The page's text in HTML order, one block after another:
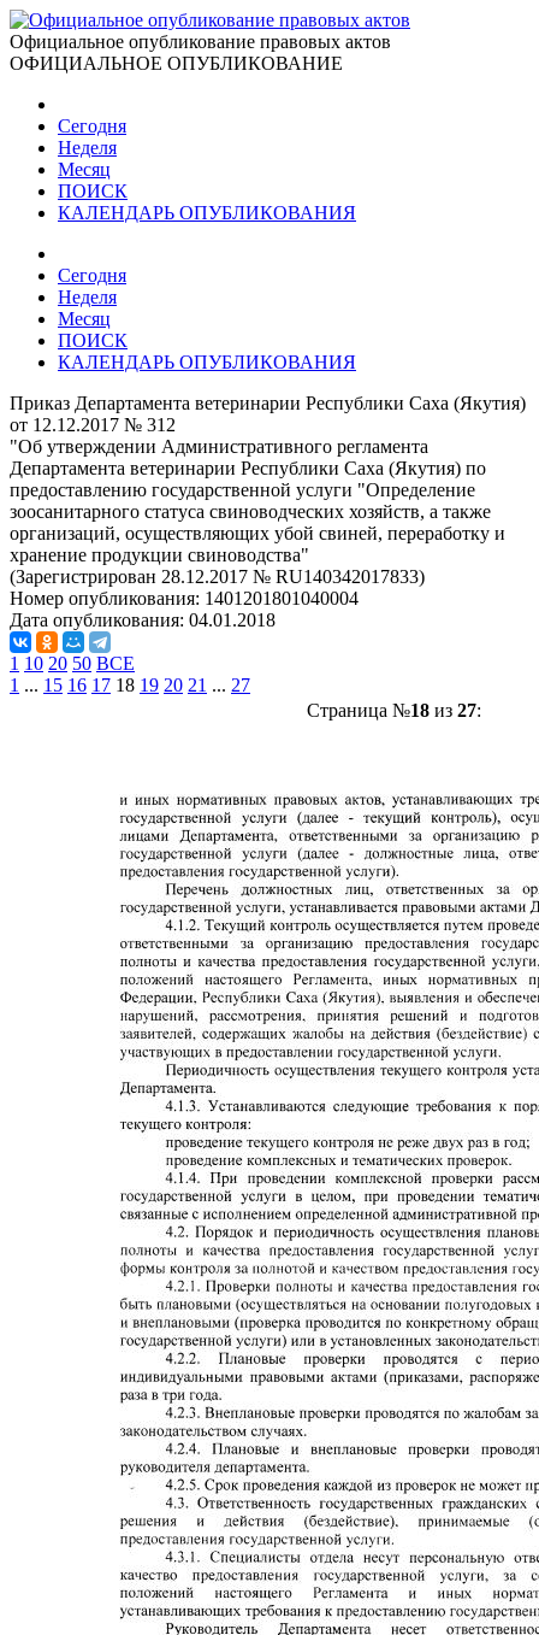
Официальное опубликование правовых актов
ОФИЦИАЛЬНОЕ ОПУБЛИКОВАНИЕ
Сегодня
Неделя
Месяц
ПОИСК
КАЛЕНДАРЬ ОПУБЛИКОВАНИЯ
Сегодня
Неделя
Месяц
ПОИСК
КАЛЕНДАРЬ ОПУБЛИКОВАНИЯ
Приказ Департамента ветеринарии Республики Саха (Якутия)
от 12.12.2017 № 312
"Об утверждении Административного регламента
Департамента ветеринарии Республики Саха (Якутия) по
предоставлению государственной услуги "Определение
зоосанитарного статуса свиноводческих хозяйств, а также
организаций, осуществляющих убой свиней, переработку и
хранение продукции свиноводства"
(Зарегистрирован 28.12.2017 № RU140342017833)
Номер опубликования: 1401201801040004
Дата опубликования: 04.01.2018
1 10 20 50 ВСЕ
1 ... 15 16 17 18 19 20 21 ... 27
Страница №18из 27: